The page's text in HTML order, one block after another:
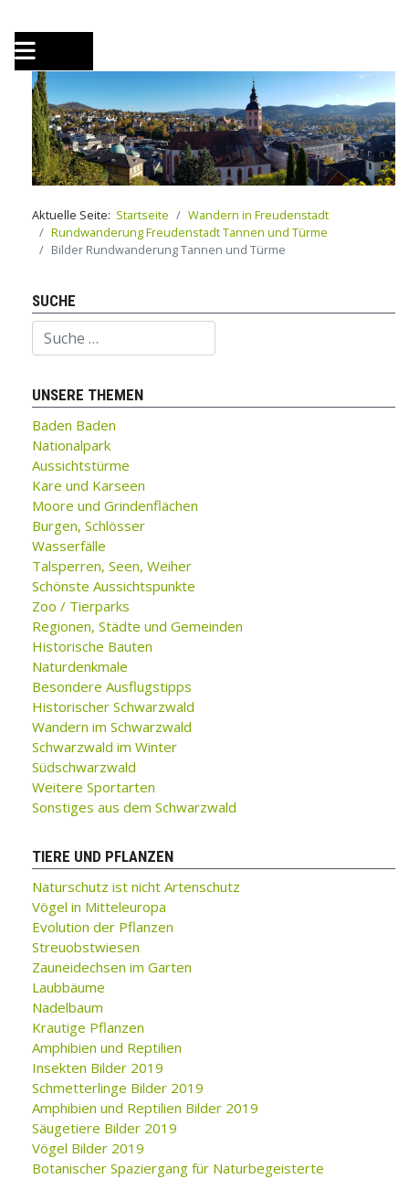
Aktuelle Seite: Startseite
Wandern in Freudenstadt
Rundwanderung Freudenstadt Tannen und Türme
Bilder Rundwanderung Tannen und Türme
SUCHE
Suchen
UNSERE THEMEN
Baden Baden
Nationalpark
Aussichtstürme
Kare und Karseen
Moore und Grindenflächen
Burgen, Schlösser
Wasserfälle
Talsperren, Seen, Weiher
Schönste Aussichtspunkte
Zoo / Tierparks
Regionen, Städte und Gemeinden
Historische Bauten
Naturdenkmale
Besondere Ausflugstipps
Historischer Schwarzwald
Wandern im Schwarzwald
Schwarzwald im Winter
Südschwarzwald
Weitere Sportarten
Sonstiges aus dem Schwarzwald
TIERE UND PFLANZEN
Naturschutz ist nicht Artenschutz
Vögel in Mitteleuropa
Evolution der Pflanzen
Streuobstwiesen
Zauneidechsen im Garten
Laubbäume
Nadelbaum
Krautige Pflanzen
Amphibien und Reptilien
Insekten Bilder 2019
Schmetterlinge Bilder 2019
Amphibien und Reptilien Bilder 2019
Säugetiere Bilder 2019
Vögel Bilder 2019
Botanischer Spaziergang für Naturbegeisterte